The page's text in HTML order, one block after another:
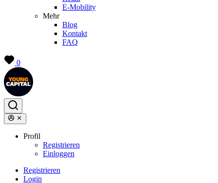
E-Mobility
Mehr
Blog
Kontakt
FAQ
0
Profil
Registrieren
Einloggen
Registrieren
Login